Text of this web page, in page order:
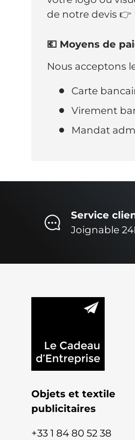
de notre devis 👉
💶 Moyens de
Nous acceptons
Carte
Virement
Mandat
Service
Joignable
Objets et textile
publicitaires
+33 1 84 80 52 38